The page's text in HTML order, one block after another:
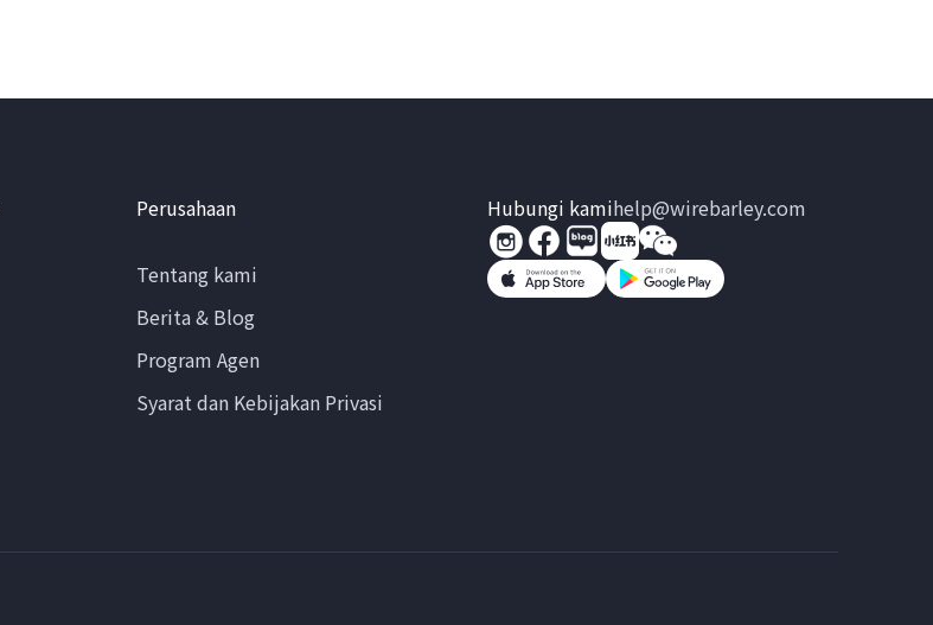
Perusahaan
Tentang kami
Berita & Blog
Program Agen
Syarat dan Kebijakan Privasi
Hubungi kamihelp@wirebarley.com